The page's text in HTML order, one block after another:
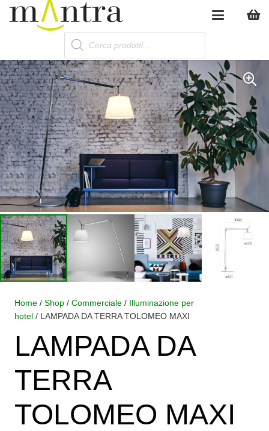
Products
search
Home / Shop / Commerciale / Illuminazione per
hotel / LAMPADA DA TERRA TOLOMEO MAXI
LAMPADA DA
TERRA
TOLOMEO MAXI